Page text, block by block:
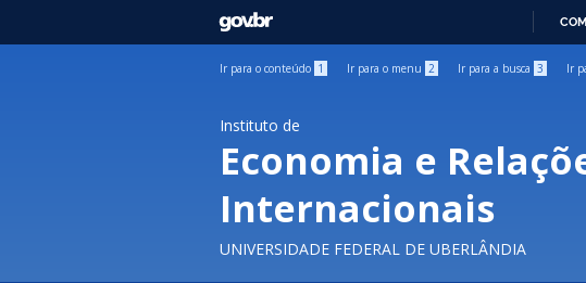
GOVBR
Ir para o conteúdo 1 Ir para o menu 2 Ir para a busca 3 Ir
Instituto de
Economia e
Internacionais
UNIVERSIDADE FEDERAL DE UBERLÂNDIA